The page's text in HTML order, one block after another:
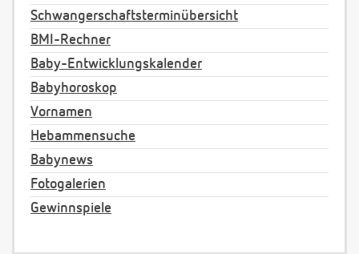
Schwangerschaftsterminübersicht
BMI-Rechner
Baby-Entwicklungskalender
Babyhoroskop
Vornamen
Hebammensuche
Babynews
Fotogalerien
Gewinnspiele